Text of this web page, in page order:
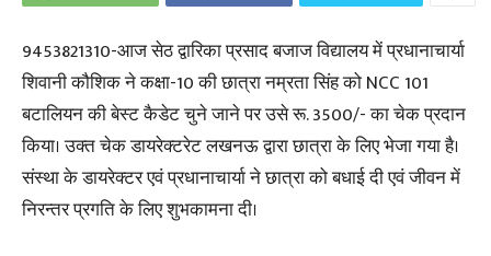
9453821310-आज सेठ द्वारिका प्रसाद बजाज विद्यालय में प्रधानाचार्या
शिवानी कौशिक ने कक्षा-10 की छात्रा नम्रता सिंह को NCC 101
बटालियन की बेस्ट कैडेट चुने जाने पर उसे रू. 3500/- का चेक प्रदान
किया। उक्त चेक डायरेक्टरेट लखनऊ द्वारा छात्रा के लिए भेजा गया है।
संस्था के डायरेक्टर एवं प्रधानाचार्या ने छात्रा को बधाई दी एवं जीवन में
निरन्तर प्रगति के लिए शुभकामना दी।